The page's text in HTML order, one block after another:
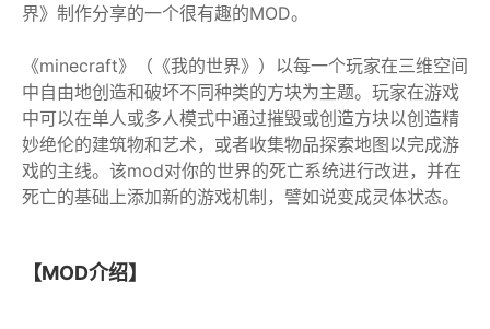
界》制作分享的一个很有趣的MOD。
《minecraft》（《我的世界》）以每一个玩家在三维空间
中自由地创造和破坏不同种类的方块为主题。玩家在游戏
中可以在单人或多人模式中通过摧毁或创造方块以创造精
妙绝伦的建筑物和艺术，或者收集物品探索地图以完成游
戏的主线。该mod对你的世界的死亡系统进行改进，并在
死亡的基础上添加新的游戏机制，譬如说变成灵体状态。
【MOD介绍】